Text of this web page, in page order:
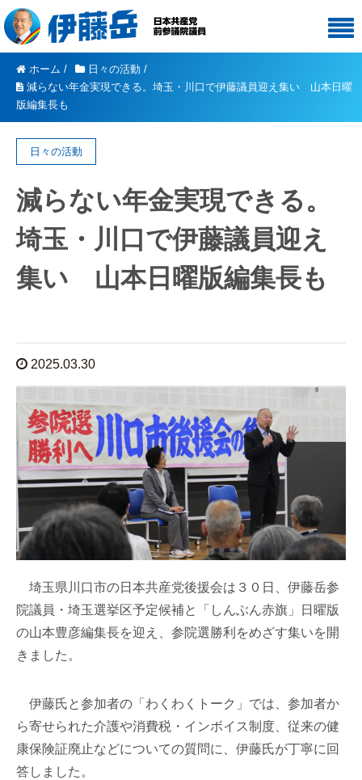
ホーム / 日々の活動 /
減らない年金実現できる。埼玉・川口で伊藤議員迎え集い 山本日曜
版編集長も
日々の活動
減らない年金実現できる。
埼玉・川口で伊藤議員迎え
集い 山本日曜版編集長も
2025.03.30
埼玉県川口市の日本共産党後援会は３０日、伊藤岳参
院議員・埼玉選挙区予定候補と「しんぶん赤旗」日曜版
の山本豊彦編集長を迎え、参院選勝利をめざす集いを開
きました。
伊藤氏と参加者の「わくわくトーク」では、参加者か
ら寄せられた介護や消費税・インボイス制度、従来の健
康保険証廃止などについての質問に、伊藤氏が丁寧に回
答しました。